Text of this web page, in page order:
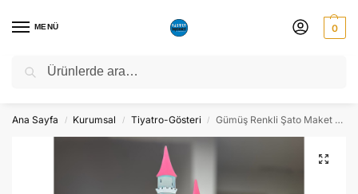
MENÜ 0
NATO ZİRVESİ NEDENİYLE 06-10 TEMMUZ TARİHLERİ ARASINDA
Ana Sayfa / Kurumsal / Tiyatro-Gösteri / Gümüş Renkli Şato Maket Pano Dekor – Süs